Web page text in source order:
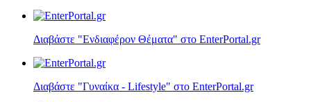
Διαβάστε "Ενδιαφέρον Θέματα" στο EnterPortal.gr
Διαβάστε "Γυναίκα - Lifestyle" στο EnterPortal.gr